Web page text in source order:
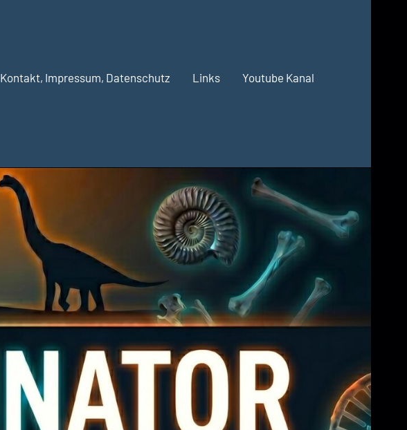
Kontakt, Impressum, Datenschutz Links Youtube Kanal